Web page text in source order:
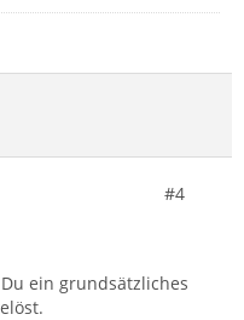
#4
ein grundsätzliches